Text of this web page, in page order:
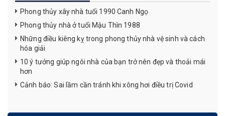
Phong thủy xây nhà tuổi 1990 Canh Ngọ
Phong thủy nhà ở tuổi Mậu Thìn 1988
Những điều kiêng kỵ trong phong thủy nhà vệ sinh và cách
hóa giải
10 ý tưởng giúp ngôi nhà của bạn trở nên đẹp và thoải mái
hơn
Cảnh báo: Sai lầm cần tránh khi xông hơi điều trị Covid